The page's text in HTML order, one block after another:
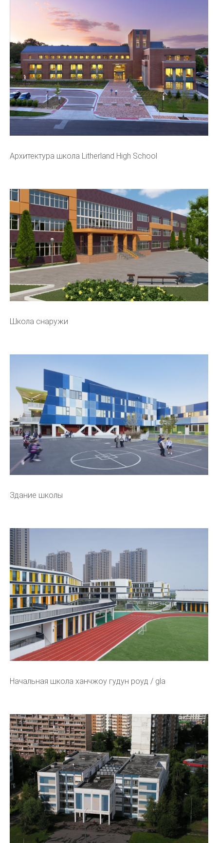
Архитектура школа Litherland High School
Школа снаружи
Здание школы
Начальная школа ханчжоу гудун роуд / gla